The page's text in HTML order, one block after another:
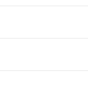
具体提交资料以当年
换学习选拔信息一